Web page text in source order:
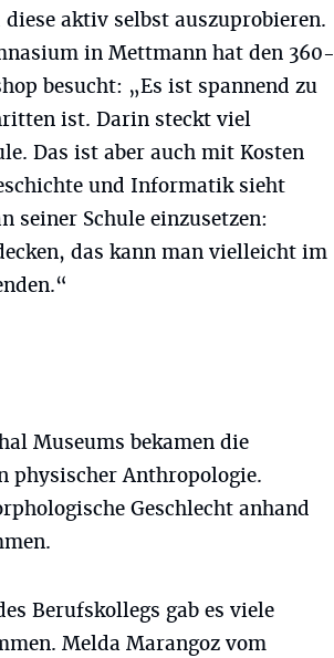
aktiv selbst auszuprobieren.
in Mettmann hat den 360-
besucht: „Es ist spannend zu
ist. Darin steckt viel
Das ist aber auch mit Kosten
und Informatik sieht
seiner Schule einzusetzen:
das kann man vielleicht im
Museums bekamen die
physischer Anthropologie.
Geschlecht anhand
Berufskollegs gab es viele
Melda Marangoz vom